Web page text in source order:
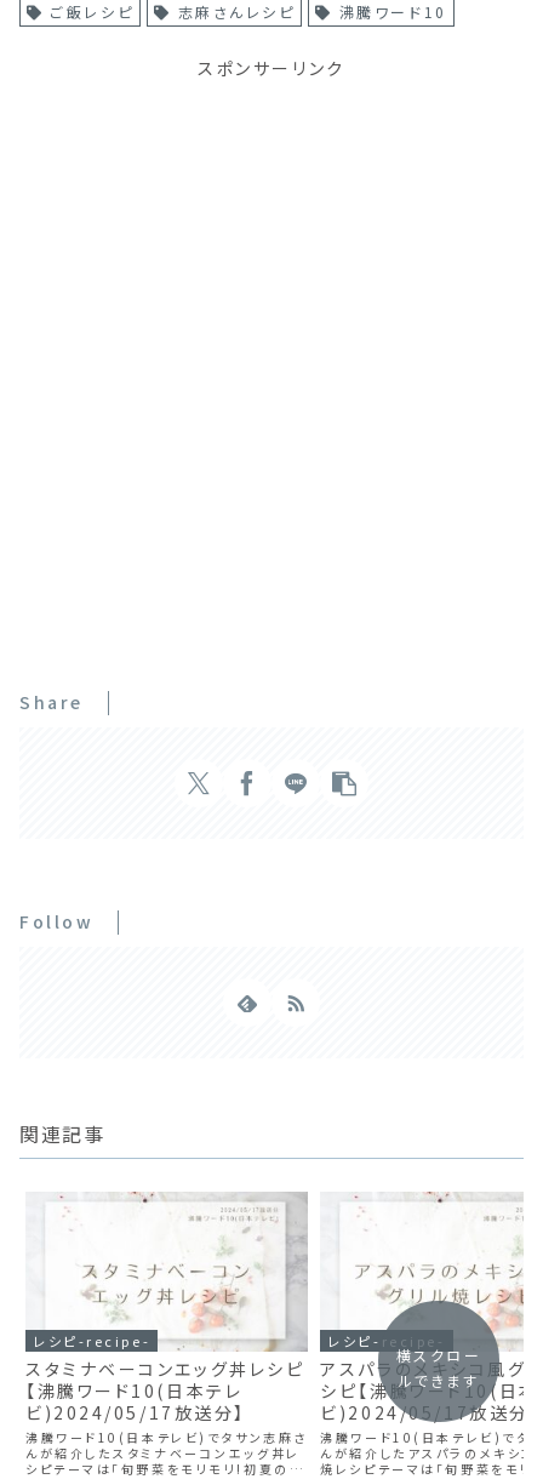
ご飯レシピ 志麻さんレシピ 沸騰ワード10
スポンサーリンク
Share
Follow
関連記事
レシピ-recipe-
スタミナベーコンエッグ丼レシピ
【沸騰ワード10(日本テレ
ビ)2024/05/17放送分】
沸騰ワード10(日本テレビ)でタサン志麻さ
んが紹介したスタミナベーコンエッグ丼レ
シピテーマは「旬野菜をモリモリ!初夏のヘ
レシピ-recipe-
アスパラのメキシコ風グ
シピ【沸騰ワード10(日本
ビ)2024/05/17放送分】
沸騰ワード10(日本テレビ)でタ
んが紹介したアスパラのメキシコ
焼レシピテーマは「旬野菜をモリ
横スクロー
ルできます